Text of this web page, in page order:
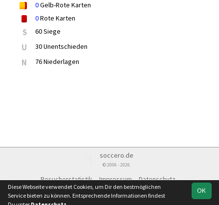
0Gelb-Rote Karten
0Rote Karten
S 60 Siege
U 30 Unentschieden
N 76 Niederlagen
soccero.de
© 2006 - 2026
Besucherstatistik Impressum
Datenschutz
OK
Diese Webseite verwendet Cookies, um Dir den bestmöglichen
Service bieten zu können. Entsprechende Informationen findest